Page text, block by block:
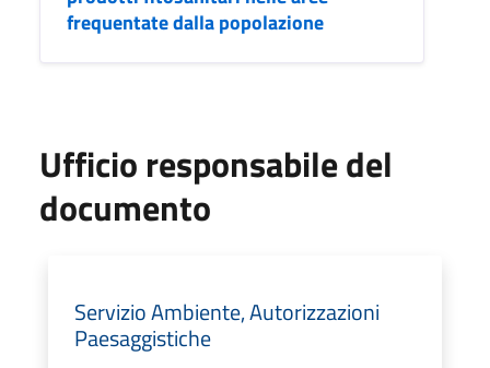
frequentate dalla popolazione
Ufficio responsabile del
documento
Servizio Ambiente, Autorizzazioni
Paesaggistiche